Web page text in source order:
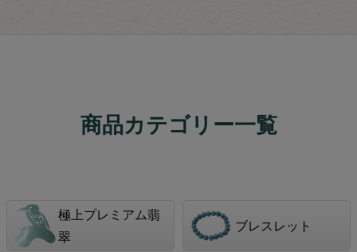
商品カテゴリー一覧
極上プレミアム翡
翠
ブレスレット